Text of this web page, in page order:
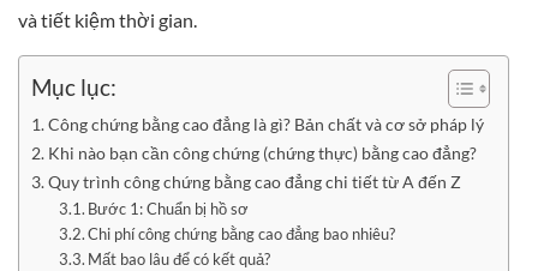
và tiết kiệm thời gian.
Mục lục:
Công chứng bằng cao đẳng là gì? Bản chất và cơ sở pháp lý
Khi nào bạn cần công chứng (chứng thực) bằng cao đẳng?
Quy trình công chứng bằng cao đẳng chi tiết từ A đến Z
Bước 1: Chuẩn bị hồ sơ
Chi phí công chứng bằng cao đẳng bao nhiêu?
Mất bao lâu để có kết quả?